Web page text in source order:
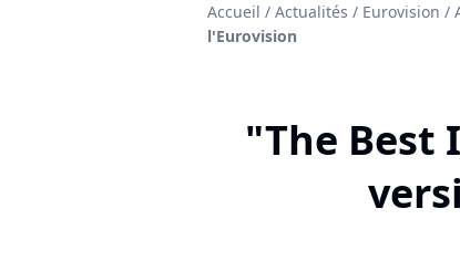
Accueil / Actualités / Eurovision /
l'Eurovision
"The Best